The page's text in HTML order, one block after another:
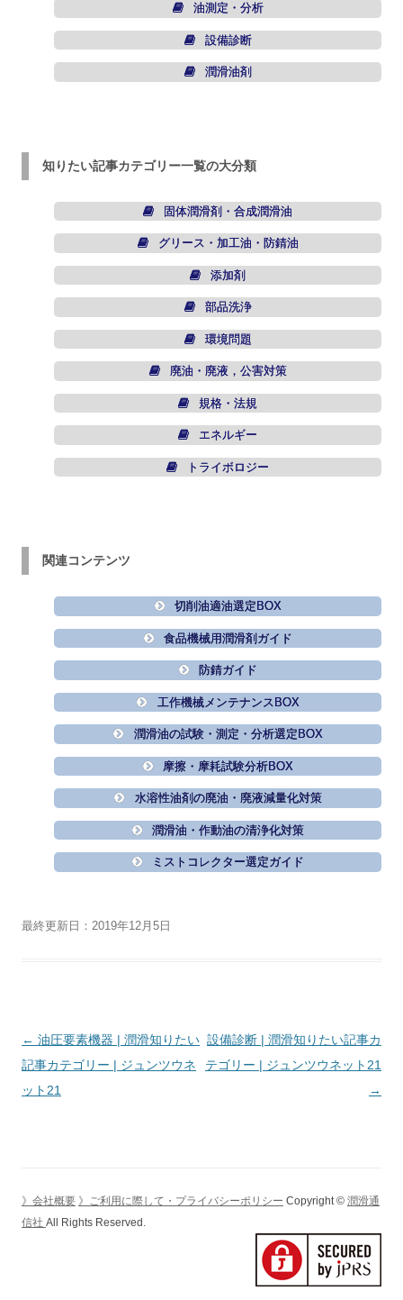
油測定・分析
設備診断
潤滑油剤
知りたい記事カテゴリー一覧の大分類
固体潤滑剤・合成潤滑油
グリース・加工油・防錆油
添加剤
部品洗浄
環境問題
廃油・廃液，公害対策
規格・法規
エネルギー
トライボロジー
関連コンテンツ
切削油適油選定BOX
食品機械用潤滑剤ガイド
防錆ガイド
工作機械メンテナンスBOX
潤滑油の試験・測定・分析選定BOX
摩擦・摩耗試験分析BOX
水溶性油剤の廃油・廃液減量化対策
潤滑油・作動油の清浄化対策
ミストコレクター選定ガイド
最終更新日：2019年12月5日
投
稿
ナ
ョ
← 油圧要素機器 | 潤滑知りたい
記事カテゴリー | ジュンツウネ
ット21
設備診断 | 潤滑知りたい記事カ
テゴリー | ジュンツウネット21
→
》会社概要 》ご利用に際して・プライバシーポリシー Copyright © 潤滑通
信社 All Rights Reserved.